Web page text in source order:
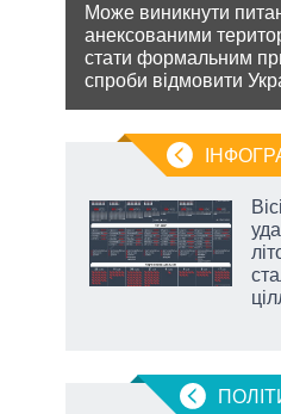
Може виникнути
анексованими
стати формальним
спроби відмовити